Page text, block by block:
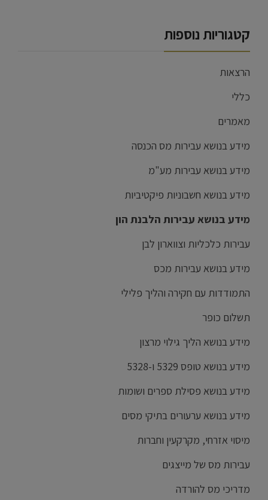
קטגוריות נוספות
הרצאות
כללי
מאמרים
מידע בנושא עבירות מס הכנסה
מידע בנושא עבירות מע"מ
מידע בנושא חשבוניות פיקטיביות
מידע בנושא עבירות הלבנת הון
עבירות כלכליות וצווארון לבן
מידע בנושא עבירות מכס
התמודדות עם חקירה והליך פלילי
תשלום כופר
מידע בנושא הליך גילוי מרצון
מידע בנושא טופס 5329 ו-5328
מידע בנושא פסילת ספרים ושומות
מידע בנושא ערעורים בתיקי מסים
מיסוי אזרחי, מקרקעין וחברות
עבירות מס של מייצגים
מדריכי מס להורדה